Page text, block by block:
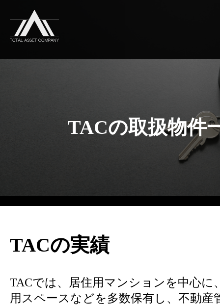
TACの取扱物件
TACの実績
TACでは、居住用マンションを中心に
用スペースなどを多数保有し、不動産